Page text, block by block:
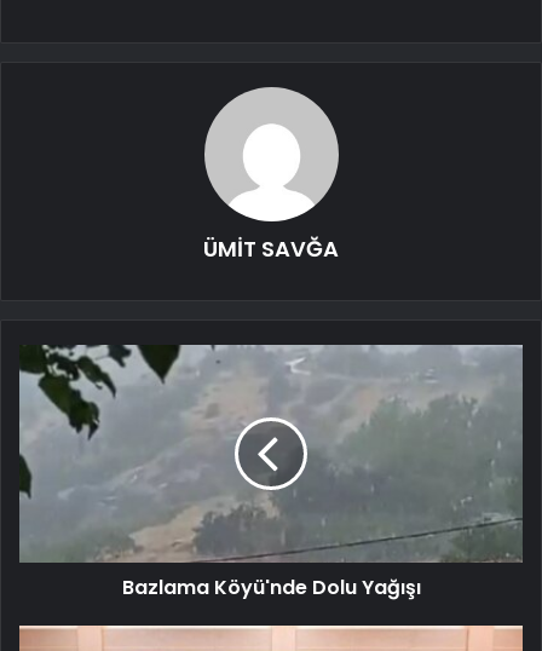
ÜMİT SAVĞA
Bazlama Köyü'nde Dolu Yağışı